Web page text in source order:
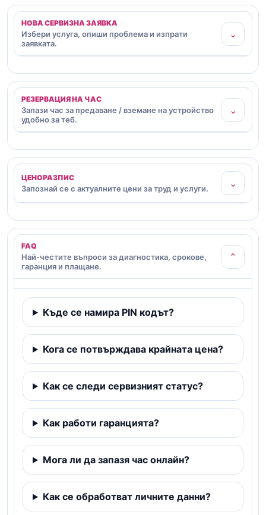
НОВА СЕРВИЗНА ЗАЯВКА
Избери услуга, опиши проблема и изпрати
заявката.
⌄
РЕЗЕРВАЦИЯ НА ЧАС
Запази час за предаване / вземане на устройство
удобно за теб.
⌄
ЦЕНОРАЗПИС
Запознай се с актуалните цени за труд и услуги. ⌄
FAQ
Най-честите въпроси за диагностика, срокове,
гаранция и плащане.
⌄
Къде се намира PIN кодът?
Кога се потвърждава крайната цена?
Как се следи сервизният статус?
Как работи гаранцията?
Мога ли да запазя час онлайн?
Как се обработват личните данни?